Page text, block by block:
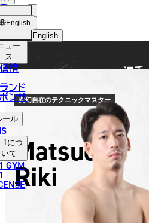
English
中文（简体）
中文（繁體）
ไทย
العربية
ョッ
プ
ュー
ス
情
ンド
ンサ
ール
1につ
いて
GYM
English
選手
変幻自在のテクニックマスター
Matsuoka
Riki